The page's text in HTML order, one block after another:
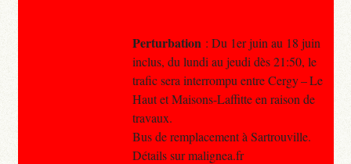
Perturbation : Du 1er juin au 18 juin
inclus, du lundi au jeudi dès 21:50, le
trafic sera interrompu entre Cergy – Le
Haut et Maisons-Laffitte en raison de
travaux.
Bus de remplacement à Sartrouville.
Détails sur malignea.fr